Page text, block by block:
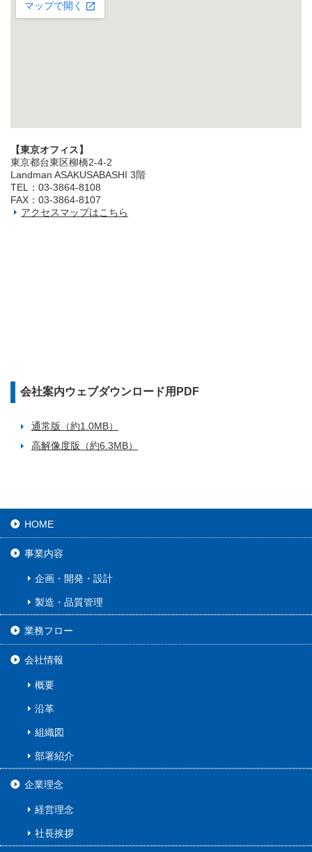
【東京オフィス】
東京都台東区柳橋2‐4‐2
Landman ASAKUSABASHI 3階
TEL：03‐3864‐8108
FAX：03‐3864‐8107
アクセスマップはこちら
会社案内ウェブダウンロード用PDF
通常版（約1.0MB）
高解像度版（約6.3MB）
HOME
事業内容
企画・開発・設計
製造・品質管理
業務フロー
会社情報
概要
沿革
組織図
部署紹介
企業理念
経営理念
社長挨拶